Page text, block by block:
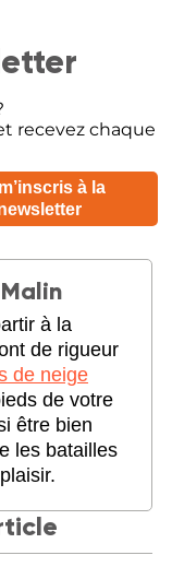
recevez chaque
à la
de rigueur
de neige
de votre
être bien
les batailles